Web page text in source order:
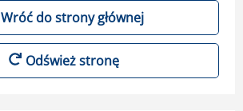
Wróć do strony głównej
Odśwież stronę